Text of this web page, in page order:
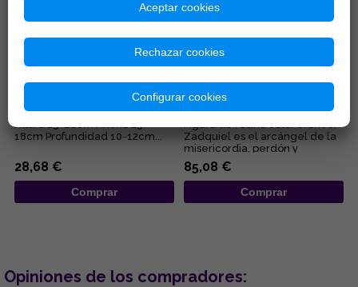
FIGURA RESINA DRAGON
LEYENDO LIBRO 15X15X12CM
Altura 15-16cm Ancho 15-
18cm Profundidad 10-12cm...
28,68 €
Comprar
FIGURA ARCANGEL ZADQUIEL
30X24X15 CM.
Zadquiel es el arcángel de la
misericordia, perdón y
tolerancia, consuela a los...
85,08 €
Comprar
Opiniones de los compradores:
Aceptar cookies
Rechazar cookies
Configurar cookies